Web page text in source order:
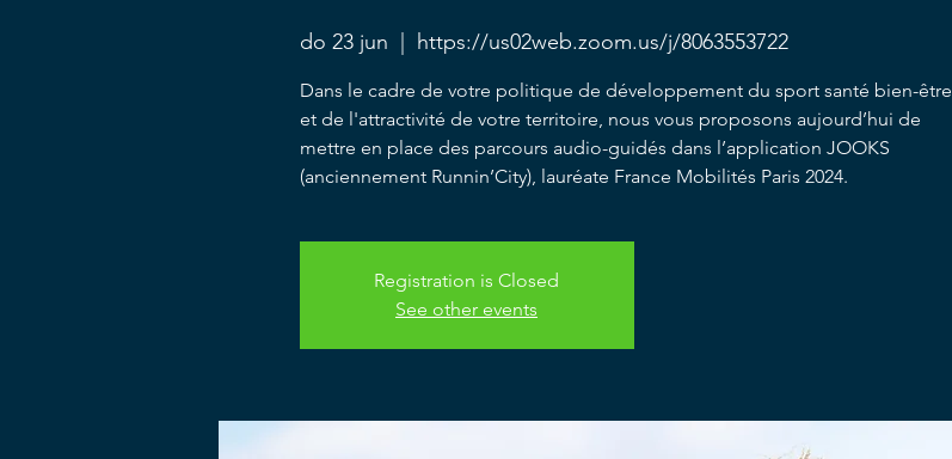
do 23 jun https://us02web.zoom.us/j/8063553722
Dans le cadre de votre politique de développement du sport santé bien-être
et de l'attractivité de votre territoire, nous vous proposons aujourd’hui de
mettre en place des parcours audio-guidés dans l’application JOOKS
(anciennement Runnin’City), lauréate France Mobilités Paris 2024.
Registration is Closed
See other events